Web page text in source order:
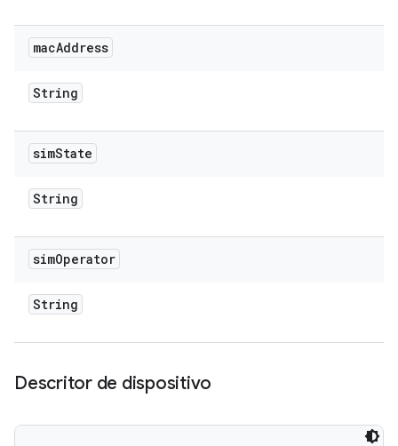
macAddress
String
simState
String
simOperator
String
Descritor de dispositivo